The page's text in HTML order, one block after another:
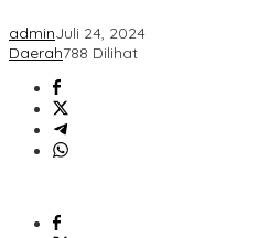
adminJuli 24, 2024
Daerah788 Dilihat